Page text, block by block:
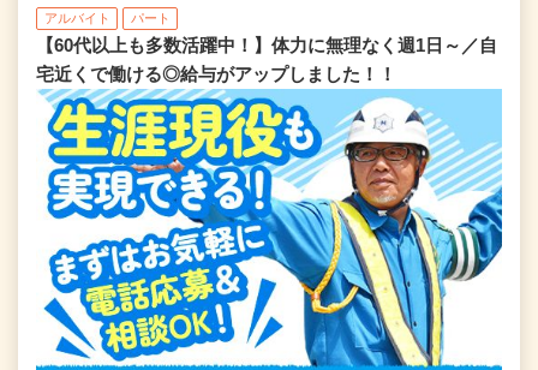
アルバイト パート
【60代以上も多数活躍中！】体力に無理なく週1日～／自
宅近くで働ける◎給与がアップしました！！